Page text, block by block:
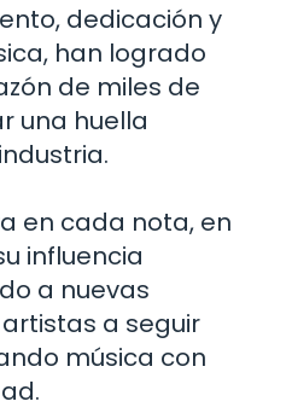
dedicación y
han logrado
de miles de
una huella
en cada nota, en
influencia
a nuevas
a seguir
música con